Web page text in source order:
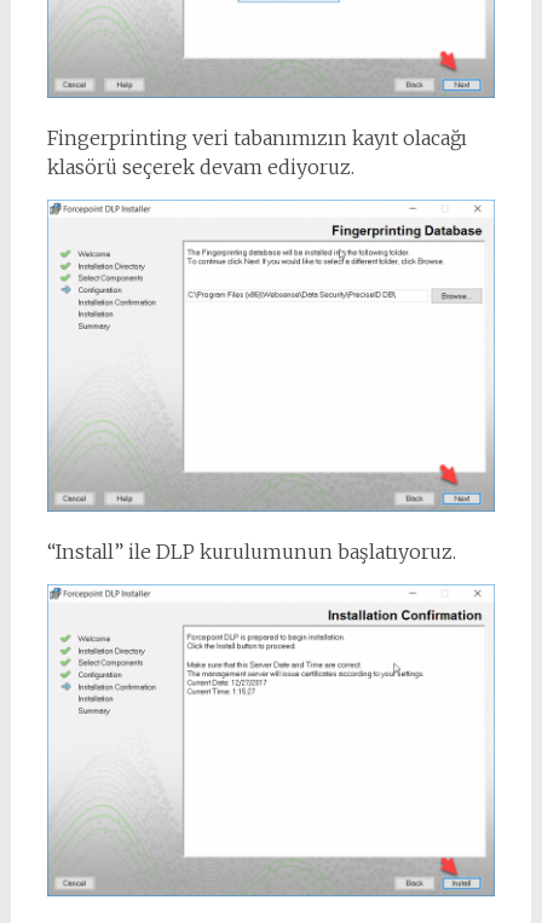
Fingerprinting veri tabanımızın kayıt olacağı
klasörü seçerek devam ediyoruz.
“Install” ile DLP kurulumunun başlatıyoruz.